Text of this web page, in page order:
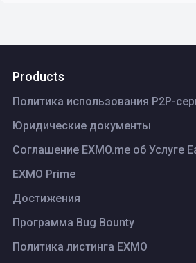
Products
Политика использования P2P-
Юридические документы
Соглашение EXMO.me об Услуге
EXMO Prime
Достижения
Программа Bug Bounty
Политика листинга ЕХМО